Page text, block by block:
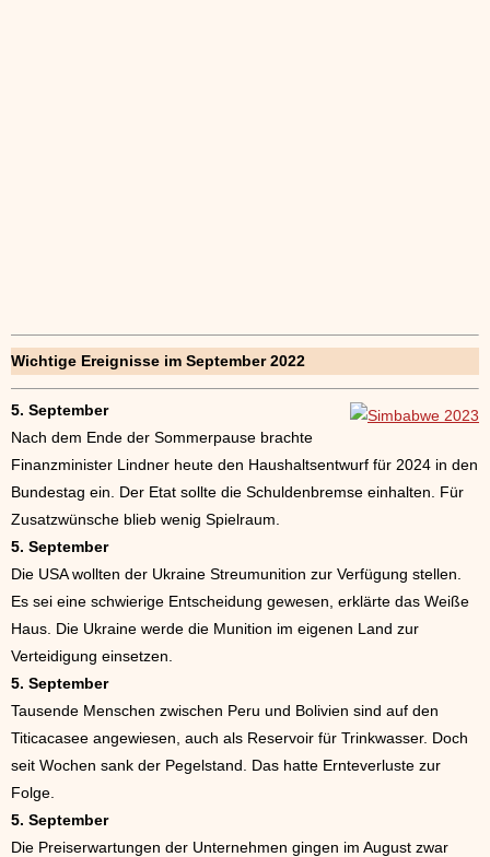
Wichtige Ereignisse im September 2022
5. September
Nach dem Ende der Sommerpause brachte
Finanzminister Lindner heute den Haushaltsentwurf für 2024 in den
Bundestag ein. Der Etat sollte die Schuldenbremse einhalten. Für
Zusatzwünsche blieb wenig Spielraum.
5. September
Die USA wollten der Ukraine Streumunition zur Verfügung stellen.
Es sei eine schwierige Entscheidung gewesen, erklärte das Weiße
Haus. Die Ukraine werde die Munition im eigenen Land zur
Verteidigung einsetzen.
5. September
Tausende Menschen zwischen Peru und Bolivien sind auf den
Titicacasee angewiesen, auch als Reservoir für Trinkwasser. Doch
seit Wochen sank der Pegelstand. Das hatte Ernteverluste zur
Folge.
5. September
Die Preiserwartungen der Unternehmen gingen im August zwar